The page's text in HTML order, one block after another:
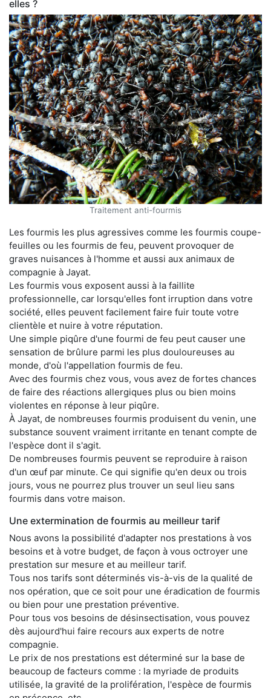
elles ?
Traitement anti-fourmis
Les fourmis les plus agressives comme les fourmis coupe-
feuilles ou les fourmis de feu, peuvent provoquer de
graves nuisances à l'homme et aussi aux animaux de
compagnie à Jayat.
Les fourmis vous exposent aussi à la faillite
professionnelle, car lorsqu'elles font irruption dans votre
société, elles peuvent facilement faire fuir toute votre
clientèle et nuire à votre réputation.
Une simple piqûre d'une fourmi de feu peut causer une
sensation de brûlure parmi les plus douloureuses au
monde, d'où l'appellation fourmis de feu.
Avec des fourmis chez vous, vous avez de fortes chances
de faire des réactions allergiques plus ou bien moins
violentes en réponse à leur piqûre.
À Jayat, de nombreuses fourmis produisent du venin, une
substance souvent vraiment irritante en tenant compte de
l'espèce dont il s'agit.
De nombreuses fourmis peuvent se reproduire à raison
d'un œuf par minute. Ce qui signifie qu'en deux ou trois
jours, vous ne pourrez plus trouver un seul lieu sans
fourmis dans votre maison.
Une extermination de fourmis au meilleur tarif
Nous avons la possibilité d'adapter nos prestations à vos
besoins et à votre budget, de façon à vous octroyer une
prestation sur mesure et au meilleur tarif.
Tous nos tarifs sont déterminés vis-à-vis de la qualité de
nos opération, que ce soit pour une éradication de fourmis
ou bien pour une prestation préventive.
Pour tous vos besoins de désinsectisation, vous pouvez
dès aujourd'hui faire recours aux experts de notre
compagnie.
Le prix de nos prestations est déterminé sur la base de
beaucoup de facteurs comme : la myriade de produits
utilisée, la gravité de la prolifération, l'espèce de fourmis